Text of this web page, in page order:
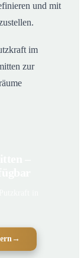
und mit
im
zur
→